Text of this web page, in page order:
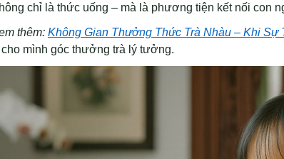
chỉ là thức uống – mà là phương tiện kết nối con
thêm: Không Gian Thưởng Thức Trà Nhàu – Khi
mình góc thưởng trà lý tưởng.